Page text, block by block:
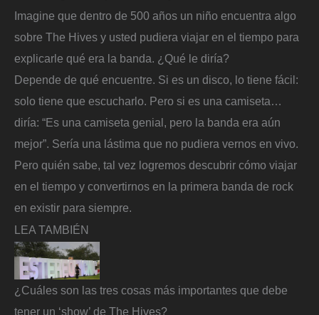
Imagine que dentro de 500 años un niño encuentra algo
sobre The Hives y usted pudiera viajar en el tiempo para
explicarle qué era la banda. ¿Qué le diría?
Depende de qué encuentre. Si es un disco, lo tiene fácil:
solo tiene que escucharlo. Pero si es una camiseta…
diría: “Es una camiseta genial, pero la banda era aún
mejor”. Sería una lástima que no pudiera vernos en vivo.
Pero quién sabe, tal vez logremos descubrir cómo viajar
en el tiempo y convertirnos en la primera banda de rock
en existir para siempre.
LEA TAMBIÉN
¿Cuáles son las tres cosas más importantes que debe
tener un ‘show’ de The Hives?